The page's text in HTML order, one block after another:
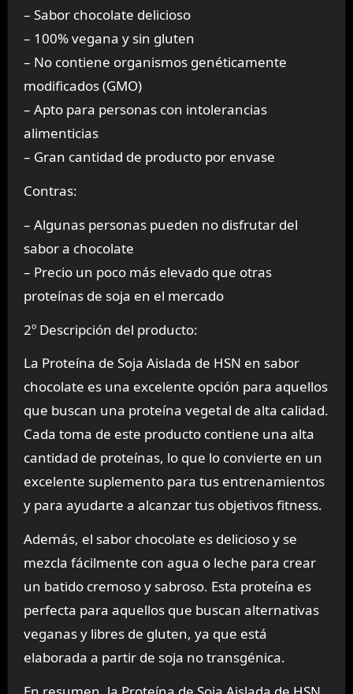
– Sabor chocolate delicioso
– 100% vegana y sin gluten
– No contiene organismos genéticamente
modificados (GMO)
– Apto para personas con intolerancias
alimenticias
– Gran cantidad de producto por envase
Contras:
– Algunas personas pueden no disfrutar del
sabor a chocolate
– Precio un poco más elevado que otras
proteínas de soja en el mercado
2º Descripción del producto:
La Proteína de Soja Aislada de HSN en sabor
chocolate es una excelente opción para aquellos
que buscan una proteína vegetal de alta calidad.
Cada toma de este producto contiene una alta
cantidad de proteínas, lo que lo convierte en un
excelente suplemento para tus entrenamientos
y para ayudarte a alcanzar tus objetivos fitness.
Además, el sabor chocolate es delicioso y se
mezcla fácilmente con agua o leche para crear
un batido cremoso y sabroso. Esta proteína es
perfecta para aquellos que buscan alternativas
veganas y libres de gluten, ya que está
elaborada a partir de soja no transgénica.